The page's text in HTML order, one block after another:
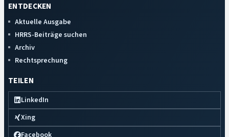
ENTDECKEN
Aktuelle Ausgabe
HRRS-Beiträge suchen
Archiv
Rechtsprechung
TEILEN
LinkedIn
Xing